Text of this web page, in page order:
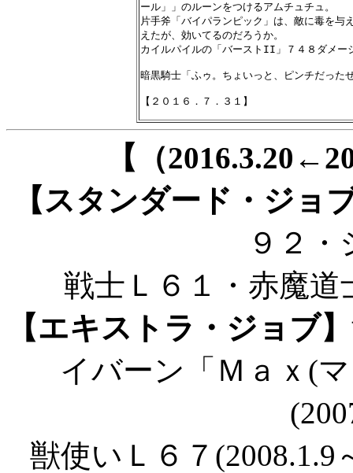
ール」」のルーンをつけるアムチュチュ。
片手斧「バイパランピック」は、敵に毒を与
えたが、効いてるのだろうか。
カイルパイルの「バーストII」７４８ダメー
暗黒騎士「ふゥ。ちょいっと、ピンチだった
【（
【スタンダード・ジョ
９２・
戦士Ｌ６１・赤魔
【エキストラ・ジョブ】
イバーン「Ｍａｘ(
獣使いＬ６７(2008.1.9